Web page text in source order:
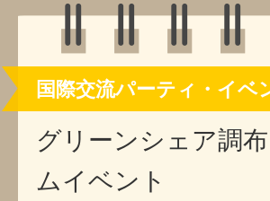
国際交流パーティ・イベ
グリーンシェア調
ムイベント